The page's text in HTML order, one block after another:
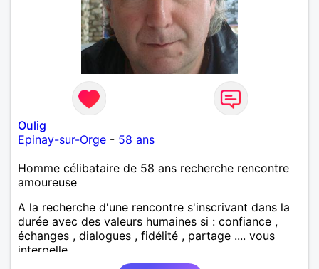
Oulig
Epinay-sur-Orge - 58 ans
Homme célibataire de 58 ans recherche rencontre
amoureuse
A la recherche d'une rencontre s'inscrivant dans la
durée avec des valeurs humaines si : confiance ,
échanges , dialogues , fidélité , partage .... vous
interpelle